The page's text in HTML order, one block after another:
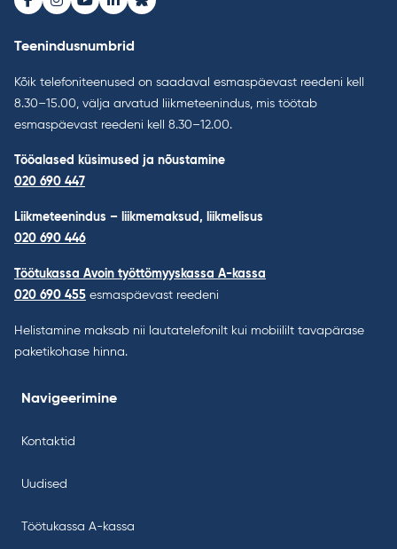
Facebook
Instagram
Youtube
LinkedInBluesky
Teenindusnumbrid
Kõik telefoniteenused on saadaval esmaspäevast reedeni kell
8.30–15.00, välja arvatud liikmeteenindus, mis töötab
esmaspäevast reedeni kell 8.30–12.00.
Tööalased küsimused ja nõustamine
020 690 447
Liikmeteenindus – liikmemaksud, liikmelisus
020 690 446
Töötukassa Avoin työttömyyskassa A-kassa
020 690 455 esmaspäevast reedeni
Helistamine maksab nii lautatelefonilt kui mobiililt tavapärase
paketikohase hinna.
Navigeerimine
Kontaktid
Uudised
Töötukassa A-kassa